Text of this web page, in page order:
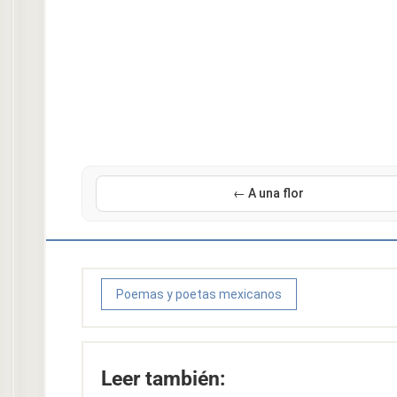
← A una flor
Poemas y poetas mexicanos
Leer también: